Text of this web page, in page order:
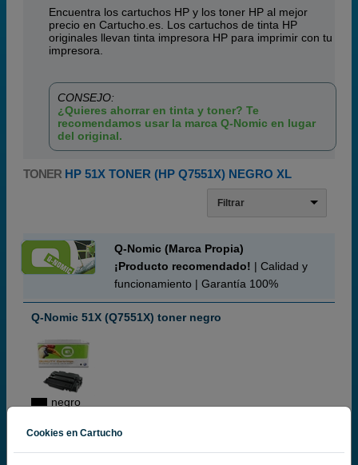
Encuentra los cartuchos HP y los toner HP al mejor
precio en Cartucho.es. Los cartuchos de tinta HP
originales llevan tinta impresora HP para imprimir con tu
impresora.
CONSEJO:
¿Quieres ahorrar en tinta y toner? Te
recomendamos usar la marca Q-Nomic en lugar
del original.
TONER HP 51X TONER (HP Q7551X) NEGRO XL
Filtrar
Q-Nomic (Marca Propia)
¡Producto recomendado! | Calidad y
funcionamiento | Garantía 100%
Q-Nomic 51X (Q7551X) toner negro
negro
Cookies en Cartucho